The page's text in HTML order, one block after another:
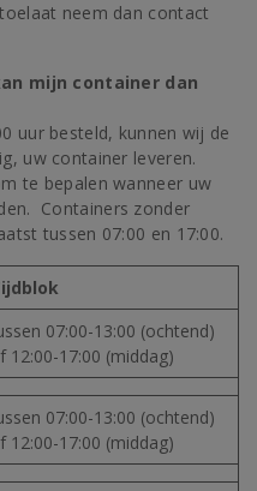
neem dan contact
mijn container dan
uur besteld, kunnen wij de
uw container leveren.
te bepalen wanneer uw
Containers zonder
tussen 07:00 en 17:00.
07:00-13:00 (ochtend)
12:00-17:00 (middag)
07:00-13:00 (ochtend)
12:00-17:00 (middag)